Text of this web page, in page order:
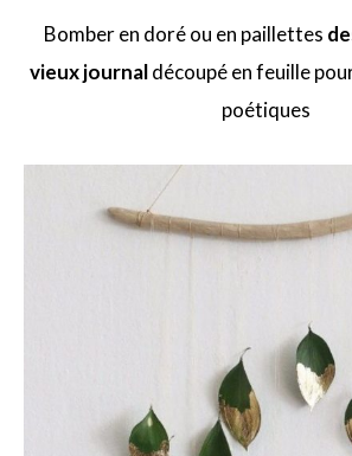
Bomber en doré ou en paillettes
vieux journaldécoupé en feuille
poétiques